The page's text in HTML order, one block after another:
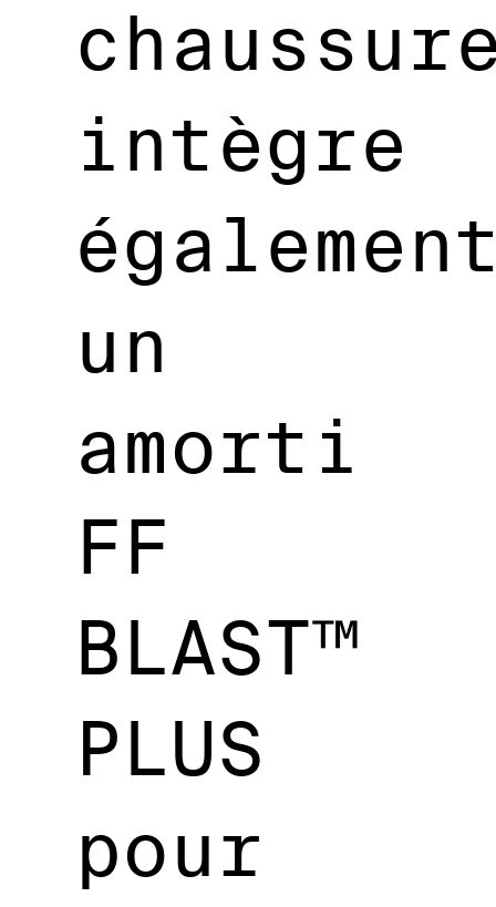
intègre
un
amorti
FF
BLAST™️
PLUS
pour